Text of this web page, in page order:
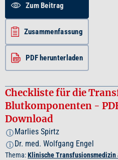
Zum Beitrag
Zusammenfassung
PDF herunterladen
Checkliste für die
Blutkomponenten -
Download
i Marlies Spirtz
i Dr. med. Wolfgang Engel
Thema:Klinische Transfusionsmedizin